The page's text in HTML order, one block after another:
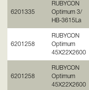
6201335
RUBYCON
Optimum 3/
НВ-3615La
6201258
RUBYCON
Optimum
45Х22Х2600
6201258
RUBYCON
Optimum
45Х22Х2600